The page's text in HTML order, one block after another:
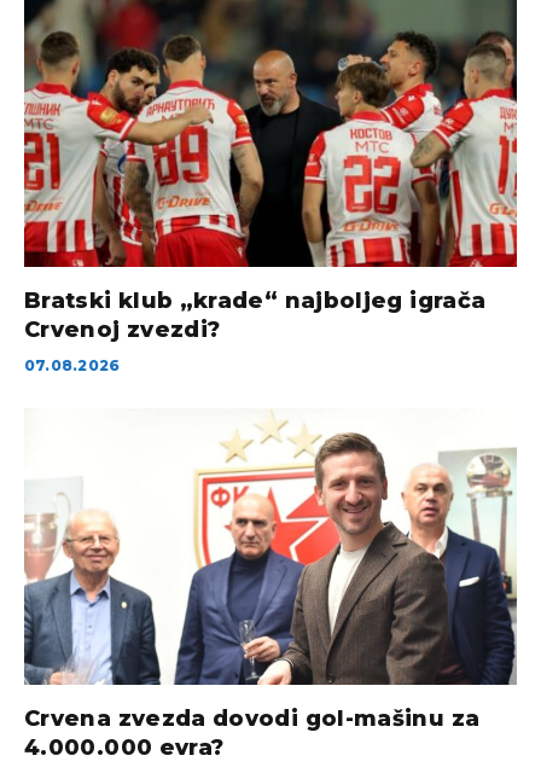
Bratski klub „krade“ najboljeg igrača
Crvenoj zvezdi?
07.08.2026
Crvena zvezda dovodi gol-mašinu za
4.000.000 evra?